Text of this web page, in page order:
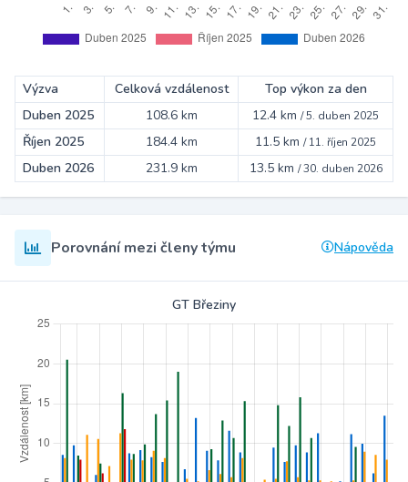
Výzva Celková vzdálenost
Top výkon za den
Duben 2025
108.6 km 12.4 km /5. duben 2025
Říjen 2025 184.4 km 11.5 km /11. říjen 2025
Duben 2026 231.9 km 13.5 km /30. duben 2026
Porovnání mezi členy týmu Nápověda
GT Březiny